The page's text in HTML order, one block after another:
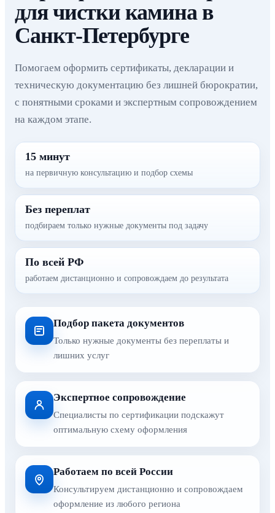
для чистки камина в
Санкт-Петербурге
Помогаем оформить сертификаты, декларации и
техническую документацию без лишней бюрократии,
с понятными сроками и экспертным сопровождением
на каждом этапе.
15 минут
на первичную консультацию и подбор схемы
Без переплат
подбираем только нужные документы под задачу
По всей РФ
работаем дистанционно и сопровождаем до результата
Подбор пакета документов
Только нужные документы без переплаты и
лишних услуг
Экспертное сопровождение
Специалисты по сертификации подскажут
оптимальную схему оформления
Работаем по всей России
Консультируем дистанционно и сопровождаем
оформление из любого региона